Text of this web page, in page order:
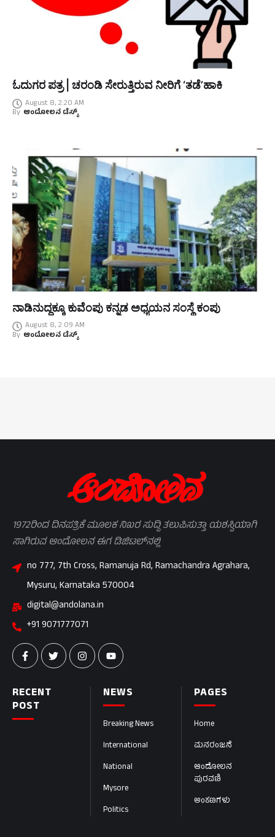
ಓದುಗರ ಪತ್ರ | ಚರಂಡಿ ಸೇರುತ್ತಿರುವ ನೀರಿಗೆ ‘ತಡೆ’ಹಾಕಿ
August 8, 2:20 AM
By ಆಂದೋಲನ ಡೆಸ್ಕ್
ನಾಡಿನುದ್ದಕ್ಕೂ ಕುವೆಂಪು ಕನ್ನಡ ಅಧ್ಯಯನ ಸಂಸ್ಥೆ ಕಂಪು
August 8, 2:09 AM
By ಆಂದೋಲನ ಡೆಸ್ಕ್
PAGES
Home
ಮನರಂಜನೆ
ಆಂದೋಲನ
ಪುರವಣಿ
ಅಂಕಣಗಳು
NEWS
Breaking News
International
National
Mysore
Politics
RECENT
POST
1972ರಿಂದ ದಿನಪತ್ರಿಕೆ ಮೂಲಕ ನಿಖರ ಸುದ್ದಿ ತಲುಪಿಸುತ್ತಾ ಯಶಸ್ವಿಯಾಗಿ
ಸಾಗಿರುವ ಆಂದೋಲನ ಈಗ ಡಿಜಿಟಲ್‌ನಲ್ಲಿ
no 777, 7th Cross, Ramanuja Rd, Ramachandra Agrahara,
Mysuru, Karnataka 570004
digital@andolana.in
+91 9071777071